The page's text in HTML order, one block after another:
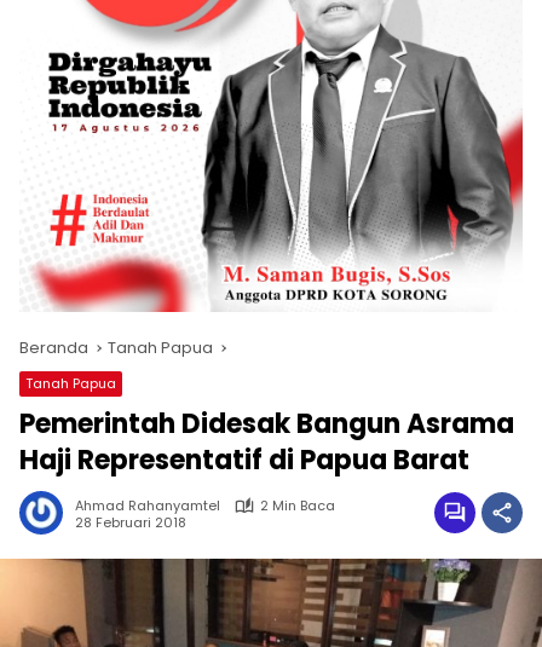
Beranda Tanah Papua
Tanah Papua
Pemerintah Didesak Bangun Asrama
Haji Representatif di Papua Barat
Ahmad Rahanyamtel
2 Min Baca
28 Februari 2018